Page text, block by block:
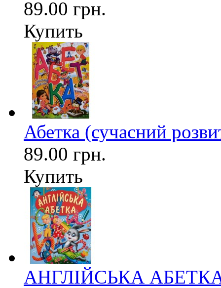
89.00 грн.
Купить
Абетка (сучасний
89.00 грн.
Купить
АНГЛІЙСЬКА АБЕТКА